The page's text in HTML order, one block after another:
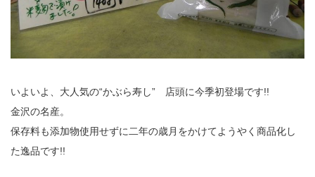
いよいよ、大人気の“かぶら寿し” 店頭に今季初登場です!!
金沢の名産。
保存料も添加物使用せずに二年の歳月をかけてようやく商品化し
た逸品です!!